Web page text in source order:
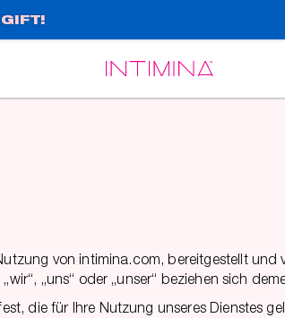
von intimina.com, bereitgestellt und
„uns“ oder „unser“ beziehen sich
die für Ihre Nutzung unseres Dienstes